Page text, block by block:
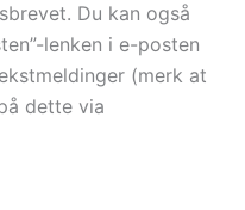
Du kan også
lenken i e-posten
(merk at
dette via